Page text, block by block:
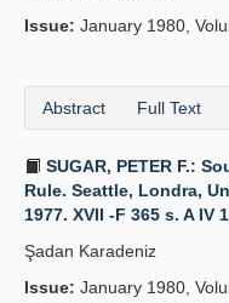
Issue: January 1980,
Abstract Full Text
SUGAR, PETER F.:
Rule. Seattle, Londra,
1977. XVII -F 365 s. A IV
Şadan Karadeniz
Issue: January 1980,